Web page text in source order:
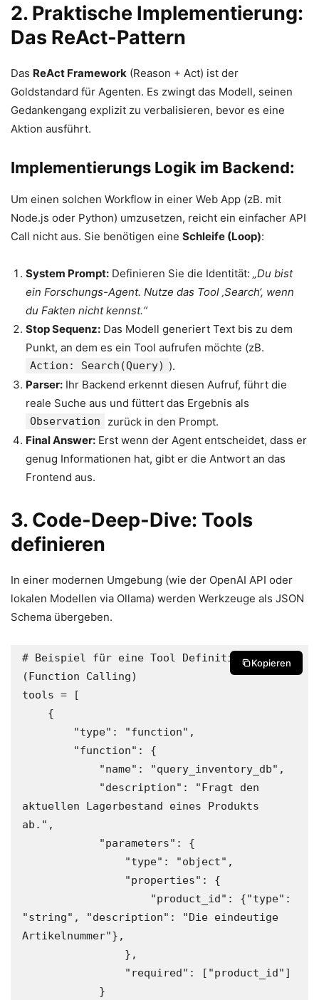
2. Praktische Implementierung:
Das ReAct-Pattern
Das ReAct Framework (Reason + Act) ist der
Goldstandard für Agenten. Es zwingt das Modell, seinen
Gedankengang explizit zu verbalisieren, bevor es eine
Aktion ausführt.
Implementierungs Logik im Backend:
Um einen solchen Workflow in einer Web App (zB. mit
Node.js oder Python) umzusetzen, reicht ein einfacher API
Call nicht aus. Sie benötigen eine Schleife (Loop):
System Prompt: Definieren Sie die Identität: „Du bist
ein Forschungs-Agent. Nutze das Tool ‚Search‘, wenn
du Fakten nicht kennst.“
Stop Sequenz: Das Modell generiert Text bis zu dem
Punkt, an dem es ein Tool aufrufen möchte (zB.
Action: Search(Query) ).
Parser: Ihr Backend erkennt diesen Aufruf, führt die
reale Suche aus und füttert das Ergebnis als
Observation
zurück in den Prompt.
Final Answer: Erst wenn der Agent entscheidet, dass er
genug Informationen hat, gibt er die Antwort an das
Frontend aus.
3. Code-Deep-Dive: Tools
definieren
In einer modernen Umgebung (wie der OpenAI API oder
lokalen Modellen via Ollama) werden Werkzeuge als JSON
Schema übergeben.
# Beispiel für eine Tool Definition
(Function Calling)
tools = [
aktuellen Lagerbestand eines Produkts
ab.",
"string", "description": "Die eindeutige
Artikelnummer"},
Kopieren